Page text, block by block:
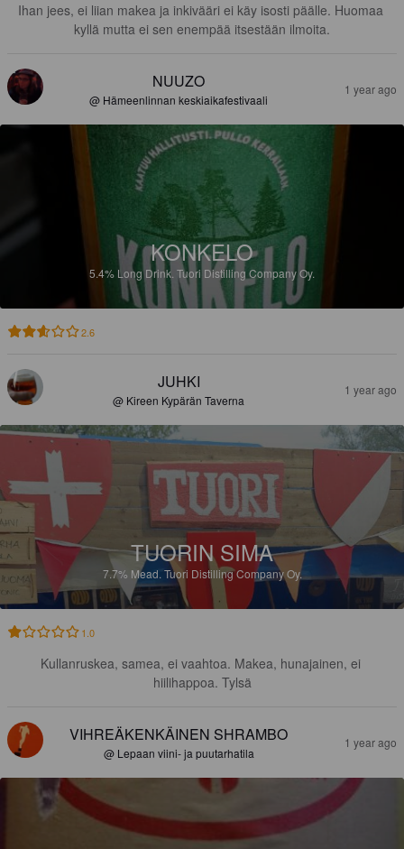
Ihan jees, ei liian makea ja inkivääri ei käy isosti päälle. Huomaa
kyllä mutta ei sen enempää itsestään ilmoita.
NUUZO
@ Hämeenlinnan keskiaikafestivaali
1 year ago
KONKELO
5.4% Long Drink. Tuori Distilling Company Oy.
2.6
JUHKI
@ Kireen Kypärän Taverna
1 year ago
TUORIN SIMA
7.7% Mead. Tuori Distilling Company Oy.
1.0
Kullanruskea, samea, ei vaahtoa. Makea, hunajainen, ei
hiilihappoa. Tylsä
VIHREÄKENKÄINEN SHRAMBO
@ Lepaan viini- ja puutarhatila
1 year ago